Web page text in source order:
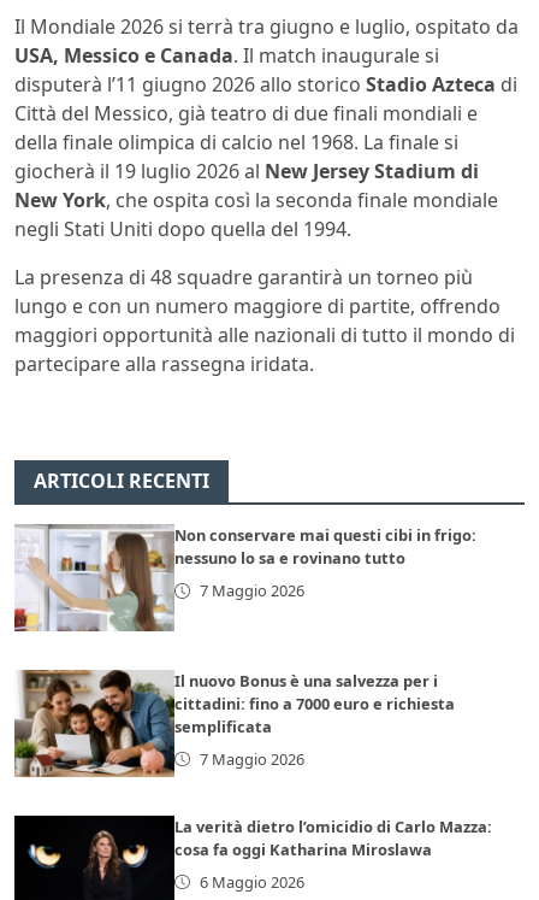
Il Mondiale 2026 si terrà tra giugno e luglio, ospitato da
USA, Messico e Canada. Il match inaugurale si
disputerà l’11 giugno 2026 allo storico Stadio Azteca di
Città del Messico, già teatro di due finali mondiali e
della finale olimpica di calcio nel 1968. La finale si
giocherà il 19 luglio 2026 al New Jersey Stadium di
New York, che ospita così la seconda finale mondiale
negli Stati Uniti dopo quella del 1994.
La presenza di 48 squadre garantirà un torneo più
lungo e con un numero maggiore di partite, offrendo
maggiori opportunità alle nazionali di tutto il mondo di
partecipare alla rassegna iridata.
ARTICOLI RECENTI
Non conservare mai questi cibi in frigo:
nessuno lo sa e rovinano tutto
7 Maggio 2026
Il nuovo Bonus è una salvezza per i
cittadini: fino a 7000 euro e richiesta
semplificata
7 Maggio 2026
La verità dietro l’omicidio di Carlo Mazza:
cosa fa oggi Katharina Miroslawa
6 Maggio 2026